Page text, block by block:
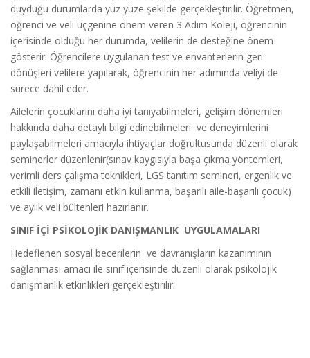
duyduğu durumlarda yüz yüze şekilde gerçekleştirilir. Öğretmen,
öğrenci ve veli üçgenine önem veren 3 Adım Koleji, öğrencinin
içerisinde olduğu her durumda, velilerin de desteğine önem
gösterir. Öğrencilere uygulanan test ve envanterlerin geri
dönüşleri velilere yapılarak, öğrencinin her adımında veliyi de
sürece dahil eder.
Ailelerin çocuklarını daha iyi tanıyabilmeleri, gelişim dönemleri
hakkında daha detaylı bilgi edinebilmeleri ve deneyimlerini
paylaşabilmeleri amacıyla ihtiyaçlar doğrultusunda düzenli olarak
seminerler düzenlenir(sınav kaygısıyla başa çıkma yöntemleri,
verimli ders çalışma teknikleri, LGS tanıtım semineri, ergenlik ve
etkili iletişim, zamanı etkin kullanma, başarılı aile-başarılı çocuk)
ve aylık veli bültenleri hazırlanır.
SINIF İÇİ PSİKOLOJİK DANIŞMANLIK UYGULAMALARI
Hedeflenen sosyal becerilerin ve davranışların kazanımının
sağlanması amacı ile sınıf içerisinde düzenli olarak psikolojik
danışmanlık etkinlikleri gerçekleştirilir.